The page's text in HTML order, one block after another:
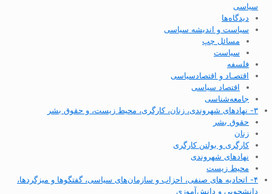
سیاسی
دیدگاه‌ها
سیاست و اندیشه سیاسی
مسائل چپ
سیاست
فلسفه
اقتصـاد و اقتصاد‌سیاسی
اقتصاد سیاسی
جامعه‌شناسی
۳- نهادهای شهروندی، زنان، کارگری، محیط زیست، و حقوق بشر
حقوق بشر
زنان
کارگری و بولتن کارگری
نهادهای شهروندی
محیط زیست
۴- اتحادیه های صنفی، احزاب و سازمان‌های سیاسی، گفتگوها و میزگردها،
دانشجویی و دانش‌آموزی